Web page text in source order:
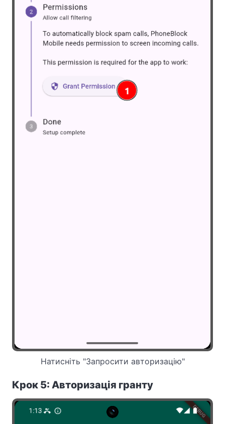
Натисніть "Запросити авторизацію"
Крок 5: Авторизація гранту